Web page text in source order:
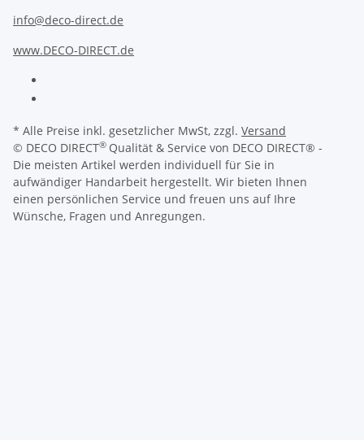
info@deco-direct.de
www.DECO-DIRECT.de
* Alle Preise inkl. gesetzlicher MwSt, zzgl. Versand
© DECO DIRECT® Qualität & Service von DECO DIRECT® -
Die meisten Artikel werden individuell für Sie in
aufwändiger Handarbeit hergestellt. Wir bieten Ihnen
einen persönlichen Service und freuen uns auf Ihre
Wünsche, Fragen und Anregungen.